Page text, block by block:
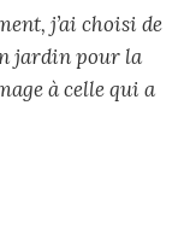
j’ai choisi de
jardin pour la
à celle qui a